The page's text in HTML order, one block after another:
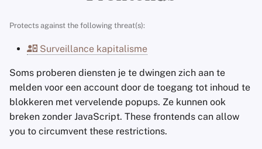
i
e
r
Accountverwijdering
Technologie Essenties
Geavanceerde
Onderwerpen
Besturingssystemen
Zoekmachines
VPN-diensten
NewPipe (Android)
Criteria Take Action!
Protects against the following threat(s):
Surveillance kapitalisme
Soms proberen diensten je te dwingen zich aan te
melden voor een account door de toegang tot inhoud te
blokkeren met vervelende popups. Ze kunnen ook
breken zonder JavaScript. These frontends can allow
you to circumvent these restrictions.